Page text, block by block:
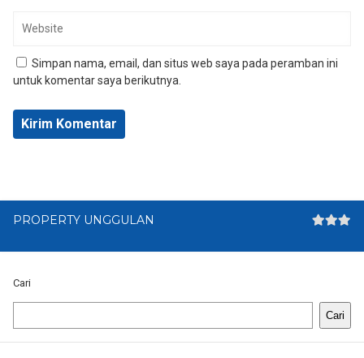
Simpan nama, email, dan situs web saya pada peramban ini
untuk komentar saya berikutnya.
PROPERTY UNGGULAN
Cari
Cari